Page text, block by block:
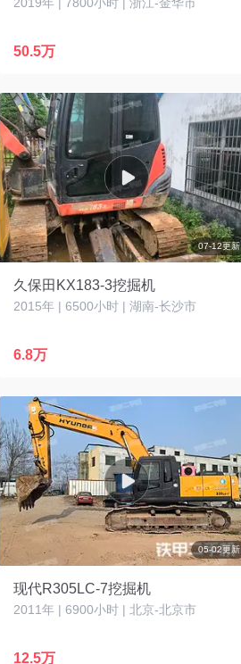
50.5万
07-12更新
久保田KX183-3挖掘机
2015年 | 6500小时 | 湖南-长沙市
6.8万
05-02更新
现代R305LC-7挖掘机
2011年 | 6900小时 | 北京-北京市
12.5万